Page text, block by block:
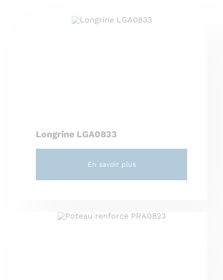
Longrine LGA0833
En savoir plus